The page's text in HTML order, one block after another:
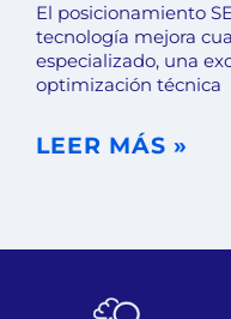
El posicionamiento
tecnología mejora
especializado, una
optimización técnica
LEER MÁS »